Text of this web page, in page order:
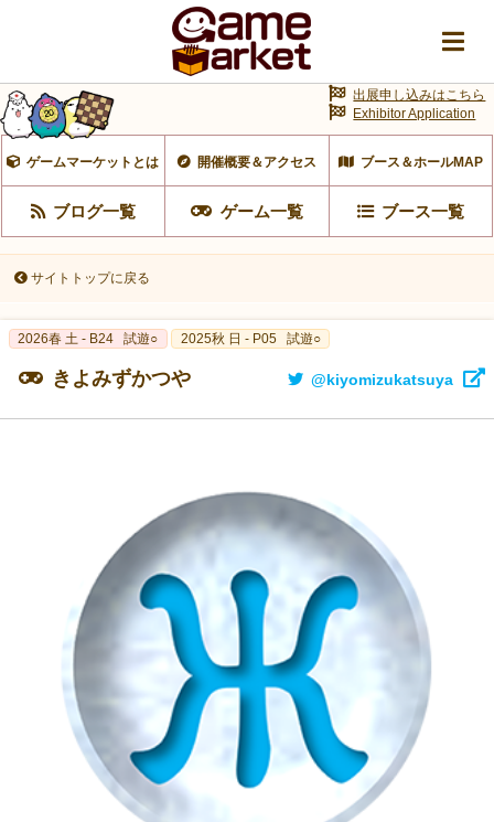
ゲームマーケットとは 開催概要＆アクセス ブース＆ホールMAP
ブログ一覧 ゲーム一覧 ブース一覧
出展申し込みはこちら
Exhibitor Application
サイトトップに戻る
2026春 土 - B24 試遊○ 2025秋 日 - P05 試遊○
きよみずかつや @kiyomizukatsuya